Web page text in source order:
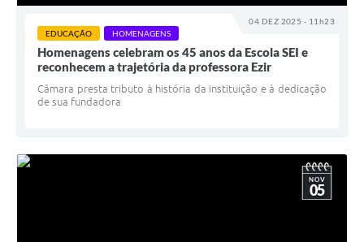
04 DEZ 2025 - 11h23
EDUCAÇÃO HOMENAGENS
Homenagens celebram os 45 anos da Escola SEI e
reconhecem a trajetória da professora Ezir
Câmara presta tributo à história da instituição e à dedicação
de sua fundadora
NOV
05